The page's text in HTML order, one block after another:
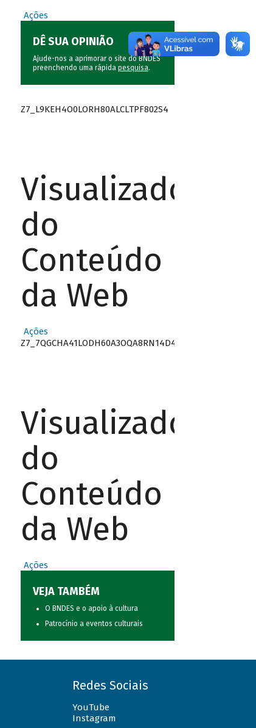
Ações
DÊ SUA OPINIÃO
Ajude-nos a aprimorar o site do BNDES
preenchendo uma rápida pesquisa.
Z7_L9KEH4O0LORH80ALCLTPF802S4
Visualizador
do
Conteúdo
da Web
Ações
Z7_7QGCHA41LODH60A3OQA8RN14D4
Visualizador
do
Conteúdo
da Web
Ações
VEJA TAMBÉM
O BNDES e o apoio à cultura
Patrocínio a eventos culturais
Redes Sociais
YouTube
Instagram